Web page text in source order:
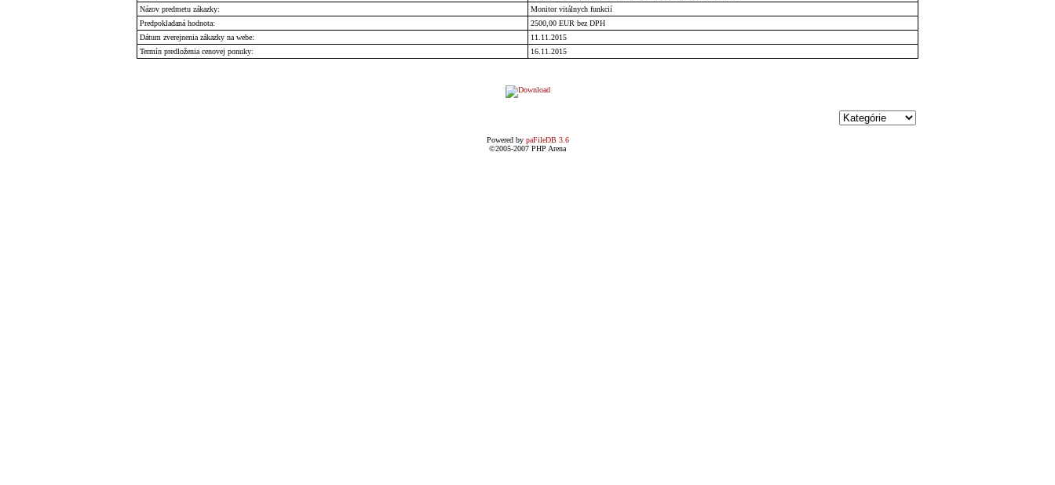
Názov predmetu zákazky:
Monitor vitálnych funkcií
Predpokladaná hodnota:
2500,00 EUR bez DPH
Dátum zverejnenia zákazky na webe:
11.11.2015
Termín predloženia cenovej ponuky:
16.11.2015
Powered by paFileDB 3.6
©2005-2007 PHP Arena